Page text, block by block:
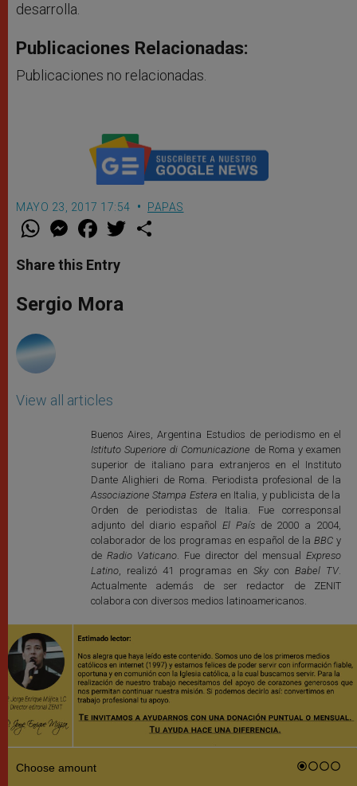
desarrolla.
Publicaciones Relacionadas:
Publicaciones no relacionadas.
MAYO 23, 2017 17:54 PAPAS
W
t
s
p
p
M
e
s
e
g
e
F
a
e
b
o
k
w
Share this Entry
Sergio Mora
View all articles
Buenos Aires, Argentina Estudios de periodismo en el
Istituto Superiore di Comunicazione de Roma y examen
superior de italiano para extranjeros en el Instituto
Dante Alighieri de Roma. Periodista profesional de la
Associazione Stampa Estera en Italia, y publicista de la
Orden de periodistas de Italia. Fue corresponsal
adjunto del diario españolEl Paísde 2000 a 2004,
colaborador de los programas en español de la BBCy
de Radio Vaticano. Fue director del mensualExpreso
Latino, realizó 41 programas en Skycon Babel TV.
Actualmente además de ser redactor de ZENIT
colabora con diversos medios latinoamericanos.